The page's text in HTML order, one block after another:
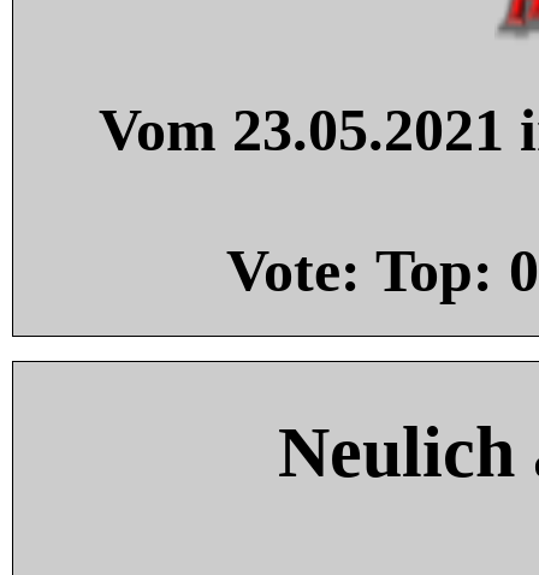
Vom
Vote: Top: 0
Neulich